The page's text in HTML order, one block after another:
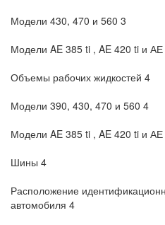
Модели 430, 470 и 560 3
Модели AE 385 ti , AE 420 ti и АЕ
Объемы рабочих жидкостей 4
Модели 390, 430, 470 и 560 4
Модели AE 385 ti , AE 420 ti и
Шины 4
Расположение
автомобиля 4